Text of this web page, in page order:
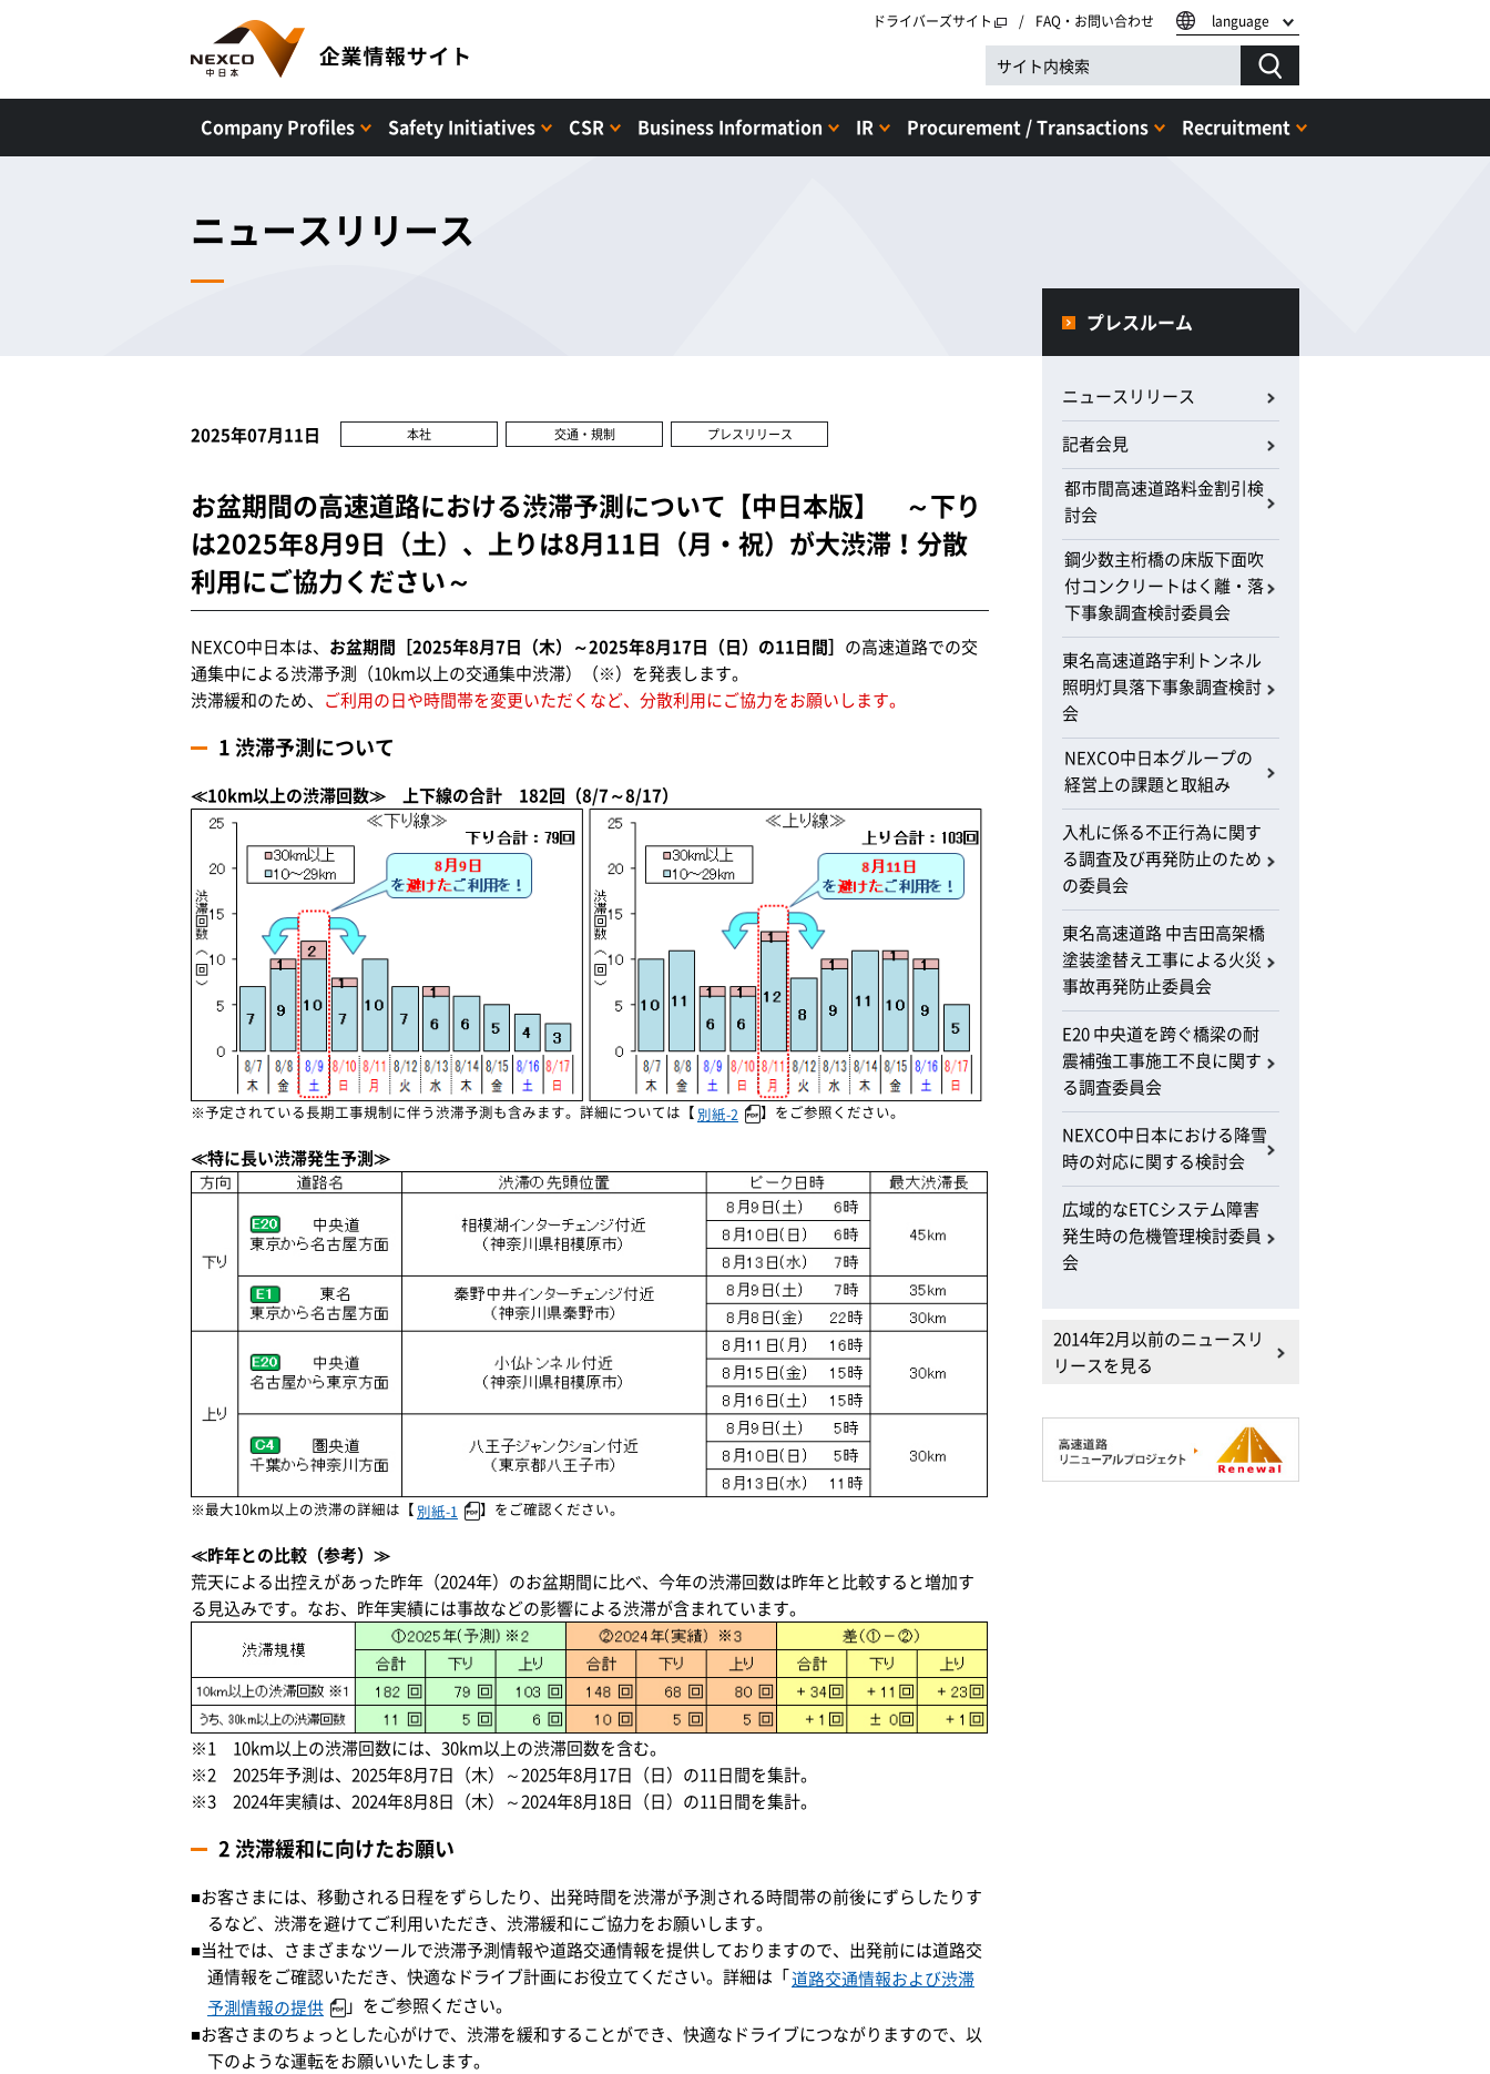
ドライバーズサイト FAQ・お問い合わせ language
Company Profiles Safety Initiatives CSR Business Information IR Procurement / Transactions Recruitment
ニュースリリース
2025年07月11日 本社 交通・規制 プレスリリース
お盆期間の高速道路における渋滞予測について【中日本版】 ～下り
は2025年8月9日（土）、上りは8月11日（月・祝）が大渋滞！分散
利用にご協力ください～
NEXCO中日本は、 お盆期間［2025年8月7日（木）～2025年8月17日（日）の11日間］ の高速道路での交
通集中による渋滞予測（10km以上の交通集中渋滞）（※）を発表します。
渋滞緩和のため、 ご利用の日や時間帯を変更いただくなど、分散利用にご協力をお願いします。
1 渋滞予測について
≪10km以上の渋滞回数≫ 上下線の合計 182回（8/7～8/17）
※予定されている長期工事規制に伴う渋滞予測も含みます。詳細については【 別紙-2 】をご参照ください。
≪特に長い渋滞発生予測≫
※最大10km以上の渋滞の詳細は【 別紙-1 】をご確認ください。
≪昨年との比較（参考）≫
荒天による出控えがあった昨年（2024年）のお盆期間に比べ、今年の渋滞回数は昨年と比較すると増加す
る見込みです。なお、昨年実績には事故などの影響による渋滞が含まれています。
※1 10km以上の渋滞回数には、30km以上の渋滞回数を含む。
※2 2025年予測は、2025年8月7日（木）～2025年8月17日（日）の11日間を集計。
※3 2024年実績は、2024年8月8日（木）～2024年8月18日（日）の11日間を集計。
2 渋滞緩和に向けたお願い
■お客さまには、移動される日程をずらしたり、出発時間を渋滞が予測される時間帯の前後にずらしたりす
るなど、渋滞を避けてご利用いただき、渋滞緩和にご協力をお願いします。
■当社では、さまざまなツールで渋滞予測情報や道路交通情報を提供しておりますので、出発前には道路交
通情報をご確認いただき、快適なドライブ計画にお役立てください。詳細は「道路交通情報および渋滞
予測情報の提供
」をご参照ください。
■お客さまのちょっとした心がけで、渋滞を緩和することができ、快適なドライブにつながりますので、以
下のような運転をお願いいたします。
プレスルーム
ニュースリリース
記者会見
都市間高速道路料金割引検
討会
鋼少数主桁橋の床版下面吹
付コンクリートはく離・落
下事象調査検討委員会
東名高速道路宇利トンネル
照明灯具落下事象調査検討
会
NEXCO中日本グループの
経営上の課題と取組み
入札に係る不正行為に関す
る調査及び再発防止のため
の委員会
東名高速道路 中吉田高架橋
塗装塗替え工事による火災
事故再発防止委員会
E20 中央道を跨ぐ橋梁の耐
震補強工事施工不良に関す
る調査委員会
NEXCO中日本における降雪
時の対応に関する検討会
広域的なETCシステム障害
発生時の危機管理検討委員
会
2014年2月以前のニュースリ
リースを見る